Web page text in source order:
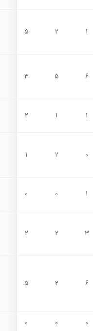
1
2
5
6
5
3
1
1
2
0
2
1
1
0
0
3
2
2
6
2
5
0
0
0